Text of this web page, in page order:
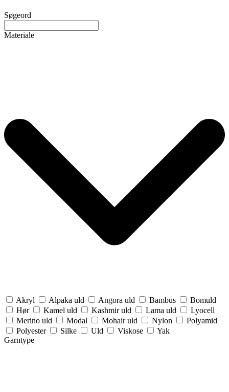
Søgeord
Materiale
Akryl Alpaka uld Angora uld Bambus
Bomuld
Hør
Kamel uld Kashmir uld Lama uld
Lyocell
Merino uld
Modal Mohair uld Nylon
Polyamid
Polyester
Silke Uld Viskose
Yak
Garntype